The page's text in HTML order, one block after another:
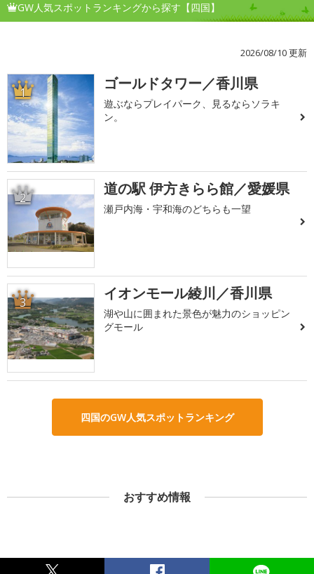
GW人気スポットランキングから探す【四国】
2026/08/10 更新
1 ゴールドタワー／香川県
遊ぶならプレイパーク、見るならソラキ
ン。
2 道の駅 伊方きらら館／愛媛県
瀬戸内海・宇和海のどちらも一望
3 イオンモール綾川／香川県
湖や山に囲まれた景色が魅力のショッピン
グモール
四国のGW人気スポットランキング
おすすめ情報